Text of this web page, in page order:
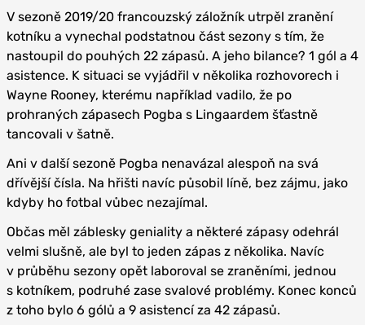
V sezoně 2019/20 francouzský záložník utrpěl zranění
kotníku a vynechal podstatnou část sezony s tím, že
nastoupil do pouhých 22 zápasů. A jeho bilance? 1 gól a 4
asistence. K situaci se vyjádřil v několika rozhovorech i
Wayne Rooney, kterému například vadilo, že po
prohraných zápasech Pogba s Lingaardem šťastně
tancovali v šatně.
Ani v další sezoně Pogba nenavázal alespoň na svá
dřívější čísla. Na hřišti navíc působil líně, bez zájmu, jako
kdyby ho fotbal vůbec nezajímal.
Občas měl záblesky geniality a některé zápasy odehrál
velmi slušně, ale byl to jeden zápas z několika. Navíc
v průběhu sezony opět laboroval se zraněními, jednou
s kotníkem, podruhé zase svalové problémy. Konec konců
z toho bylo 6 gólů a 9 asistencí za 42 zápasů.